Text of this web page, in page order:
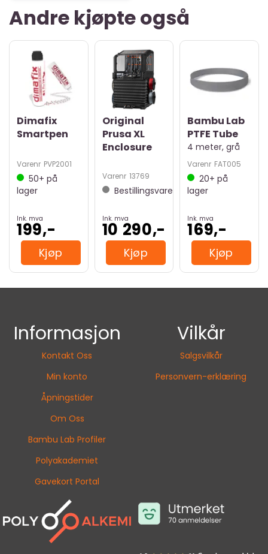
Andre kjøpte også
Dimafix
Smartpen
Varenr PVP2001
50+ på
lager
Ink. mva
199,-
Kjøp
Original
Prusa XL
Enclosure
Varenr 13769
Bestillingsvare
Ink. mva
10 290,-
Kjøp
Bambu Lab
PTFE Tube
4 meter, grå
Varenr FAT005
20+ på
lager
Ink. mva
169,-
Kjøp
Informasjon
Kontakt Oss
Min konto
Åpningstider
Om Oss
Bambu Lab Profiler
Polyakademiet
Gavekort Portal
Vilkår
Salgsvilkår
Personvern-erklæring